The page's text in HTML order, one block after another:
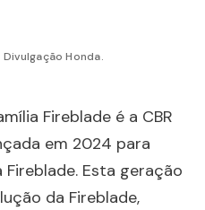
Honda.
Fireblade é a CBR
em 2024 para
Esta geração
da Fireblade,